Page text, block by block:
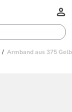
Armband aus 375